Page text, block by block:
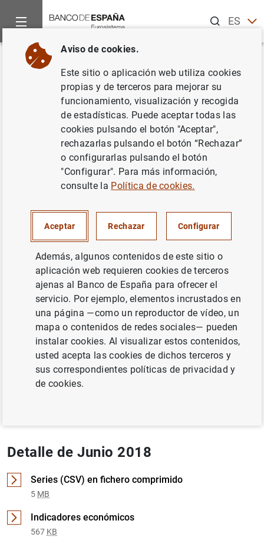
ESEN
Inicio Publicaciones
Volver
Junio 2018
Serie: Boletín Estadístico.
INFORMACIÓN ESTADÍSTICA Y BASES DE
DATOS
SITUACIÓN ECONÓMICA TIPOS DE INTERÉS
BALANZA DE PAGOS, PII, DEUDA EXTERNA
Documento completo
Junio 2018 (4
Detalle de Junio 2018
Series (CSV) en fichero comprimido
5 MB
Indicadores económicos
567 KB
Aviso de cookies.
Este sitio o aplicación web utiliza cookies
propias y de terceros para mejorar su
funcionamiento, visualización y recogida
de estadísticas. Puede aceptar todas las
cookies pulsando el botón "Aceptar",
rechazarlas pulsando el botón “Rechazar”
o configurarlas pulsando el botón
"Configurar". Para más información,
consulte la Política de cookies.
Aceptar Rechazar Configurar
Además, algunos contenidos de este sitio o
aplicación web requieren cookies de terceros
ajenas al Banco de España para ofrecer el
servicio. Por ejemplo, elementos incrustados en
una página —como un reproductor de vídeo, un
mapa o contenidos de redes sociales— pueden
instalar cookies. Al visualizar estos contenidos,
usted acepta las cookies de dichos terceros y
sus correspondientes políticas de privacidad y
de cookies.